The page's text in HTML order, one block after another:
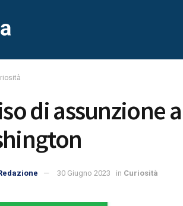
di assunzione
30 Giugno 2023 in Curiosità